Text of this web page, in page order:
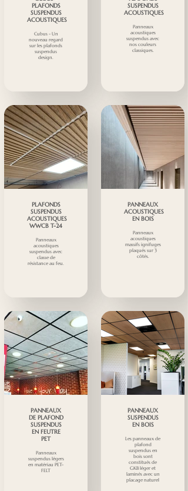
PLAFONDS
SUSPENDUS
ACOUSTIQUES
Cubus - Un
nouveau regard
sur les plafonds
suspendus
design.
SUSPENDUS
ACOUSTIQUES
Panneaux
acoustiques
suspendus avec
nos couleurs
classiques.
PLAFONDS
SUSPENDUS
ACOUSTIQUES
WWCB T-24
Panneaux
acoustiques
suspendus avec
classe de
résistance au feu.
PANNEAUX
ACOUSTIQUES
EN BOIS
Panneaux
acoustiques
massifs ignifuges
plaqués sur 3
côtés.
PANNEAUX
DE PLAFOND
SUSPENDUS
EN FEUTRE
PET
Panneaux
suspendus légers
en matériau PET-
FELT
PANNEAUX
SUSPENDUS
EN BOIS
Les panneaux de
plafond
suspendus en
bois sont
constitués de
GKB léger et
laminés avec un
placage naturel